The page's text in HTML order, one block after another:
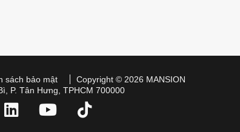
sách bảo mật
Copyright © 2026 MANSION
P. Tân Hưng, TPHCM 700000